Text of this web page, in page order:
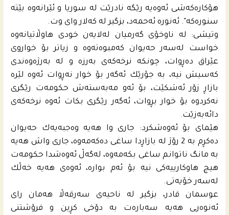
هۆكاره‌كه‌شى ئه‌وه‌یه‌ رێگه‌ نادرێت له‌ سوریا و ئێرانه‌وه‌ بێته‌
سنوره‌كه‌". ئه‌نوره‌ ئه‌حمه‌د، بزگیر له‌ كه‌لار وای وت.
وتیشى: له‌ ناوخۆى گه‌رمیان له‌لایه‌ن خودی هاوڵاتیانه‌وه‌
خواست له‌سه‌ر حه‌یوان كه‌مبوه‌ته‌وه‌ و زیاتر بۆ خواروى
عێراق ده‌ڕوات، چونكه‌ نرخه‌كه‌ى به‌رزه‌ و له‌ به‌رژه‌وه‌ندى
كه‌سیش نیه‌، به‌ جۆرێك ئه‌گه‌ر بۆ خوار نه‌ڕوات ئه‌وه‌ لێره‌
بازاڕ زۆر ئه‌شكێت، بۆ ئه‌و مه‌به‌سته‌ش حكومه‌ت رێگرى
نه‌كردوه‌ بۆ خوار بڕوات، ئه‌گه‌ر رێگرى بكات ئه‌وه‌ نرخه‌كه‌ى
دائه‌به‌زێت.
هێماى بۆ ئه‌وه‌شكرد: جارى وا هه‌یه‌ وه‌جبه‌یه‌ك حه‌یوان
ده‌كڕم به‌ 2 رۆژ له‌ بازاڕدا ساغى ده‌كه‌مه‌وه‌، جارى واش هه‌یه‌
به‌ مانگ ناتوانم ساغى بكه‌مه‌وه‌، له‌گه‌ڵ ئه‌وه‌شدا حكومه‌ت
هیچ هاوكارییه‌كى نیه‌ بۆ ئه‌م بواره‌، ئه‌وه‌ى هه‌یه‌ خه‌ڵك
له‌سه‌ر خۆیه‌تى.
عوسمان قادر، بزگیر له‌ ناحیه‌ى سه‌رقه‌ڵا هه‌مان راى
ئه‌نوەرـى هه‌یه‌ سه‌باره‌ت به‌ دۆخى كڕین و فرۆشتنى